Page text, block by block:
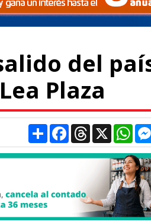
del
Plaza
CompartirFacebookThreads
X